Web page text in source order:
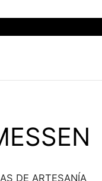
DE ARTESANÍA